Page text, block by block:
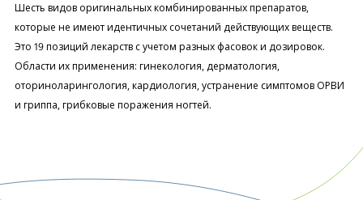
Шесть видов оригинальных комбинированных препаратов,
которые не имеют идентичных сочетаний действующих веществ.
Это 19 позиций лекарств с учетом разных фасовок и дозировок.
Области их применения: гинекология, дерматология,
оториноларингология, кардиология, устранение симптомов ОРВИ
и гриппа, грибковые поражения ногтей.